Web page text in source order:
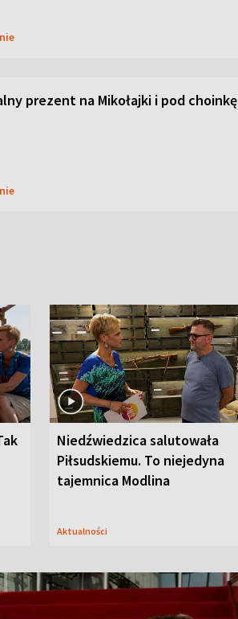
prezent na Mikołajki i pod choinkę
Niedźwiedzica salutowała
Piłsudskiemu. To niejedyna
tajemnica Modlina
Aktualności